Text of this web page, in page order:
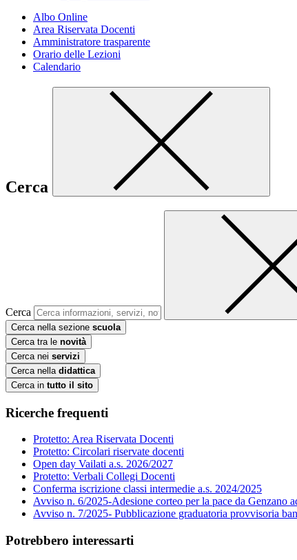
Albo Online
Area Riservata Docenti
Amministratore trasparente
Orario delle Lezioni
Calendario
Cerca
Cerca
Cerca nella sezione scuola
Cerca tra le novità
Cerca nei servizi
Cerca nella didattica
Cerca in tutto il sito
Ricerche frequenti
Protetto: Area Riservata Docenti
Protetto: Circolari riservate docenti
Open day Vailati a.s. 2026/2027
Protetto: Verbali Collegi Docenti
Conferma iscrizione classi intermedie a.s. 2024/2025
Avviso n. 6/2025-Adesione corteo per la pace da Genzano
Avviso n. 7/2025- Pubblicazione graduatoria provvisoria
Potrebbero interessarti